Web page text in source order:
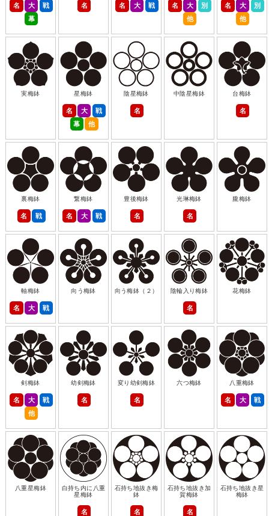
名 大
戦
幕
名 名 大 戦 名 大
別
他
名 大
別
他
実梅鉢 星梅鉢
名 大
戦
幕
他
陰星梅鉢
名
中陰星梅鉢 台梅鉢
名
裏梅鉢
名 戦
繋梅鉢
名 大 戦
豊後梅鉢
名
光琳梅鉢
名
朧梅鉢
軸梅鉢
名 大 戦
向う梅鉢 向う梅鉢（２） 陰輪入り梅鉢
名
花梅鉢
剣梅鉢
名 大
戦
他
幼剣梅鉢
名
変り幼剣梅鉢
名
六つ梅鉢 八重梅鉢
名 大 戦
八重星梅鉢
白持ち内に八重
星梅鉢
名
石持ち地抜き梅
鉢
名
石持ち地抜き加
賀梅鉢
名
石持ち地抜き星
梅鉢